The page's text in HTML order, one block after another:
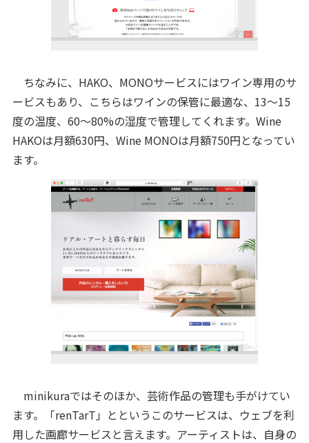
ちなみに、HAKO、MONOサービスにはワイン専用のサ
ービスもあり、こちらはワインの保管に最適な、13～15
度の温度、60～80%の湿度で管理してくれます。Wine
HAKOは月額630円、Wine MONOは月額750円となってい
ます。
minikuraではそのほか、芸術作品の管理も手がけてい
ます。「renTarT」とというこのサービスは、ウェブを利
用した画廊サービスと言えます。アーティストは、自身の